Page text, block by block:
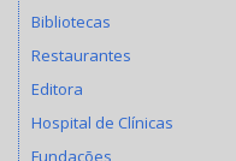
Bibliotecas
Restaurantes
Editora
Hospital de Clínicas
Fundações